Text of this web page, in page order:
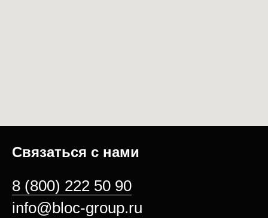
Связаться с нами
8 (800) 222 50 90
info@bloc-group.ru